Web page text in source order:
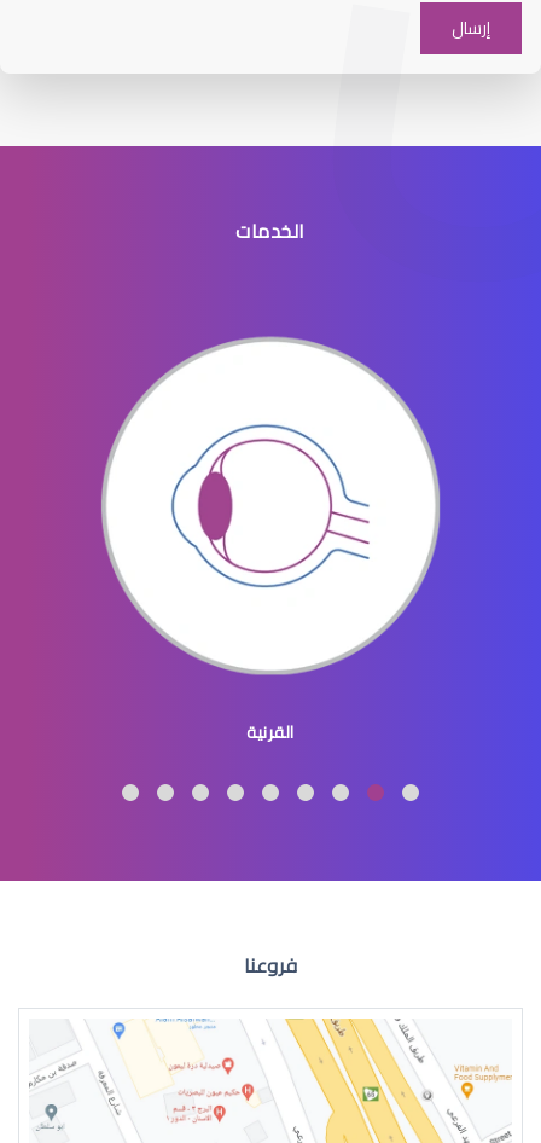
القرنية والقزحية
القرنية المخروطية اعراض
الخدمات
القرنية
فروعنا